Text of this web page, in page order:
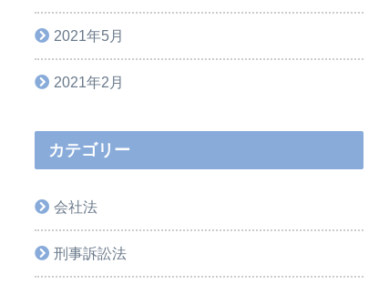
2021年5月
2021年2月
カテゴリー
会社法
刑事訴訟法